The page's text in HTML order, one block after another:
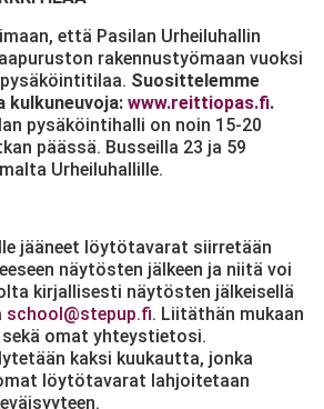
että Pasilan Urheiluhallin
rakennustyömaan vuoksi
Suosittelemme
kulkuneuvoja: www.reittiopas.fi.
pysäköintihalli on noin 15-20
päässä. Busseilla 23 ja 59
Urheiluhallille.
jääneet löytötavarat siirretään
näytösten jälkeen ja niitä voi
kirjallisesti näytösten jälkeisellä
school@stepup.fi. Liitäthän mukaan
omat yhteystietosi.
kaksi kuukautta, jonka
löytötavarat lahjoitetaan